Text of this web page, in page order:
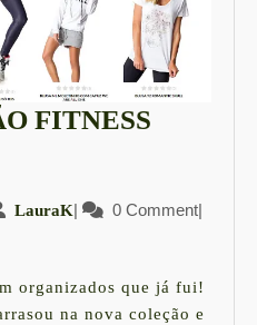
FITNESS
LauraKLauraK
| 0 Comment|
organizados que já fui!
na nova coleção e